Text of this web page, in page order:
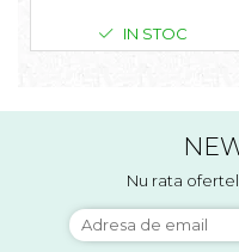
IN STOC
Nu rata